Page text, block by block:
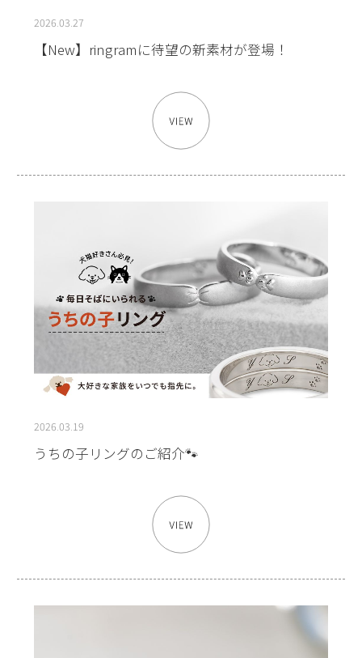
2026.03.27
【New】ringramに待望の新素材が登場！
2026.03.19
うちの子リングのご紹介🐾